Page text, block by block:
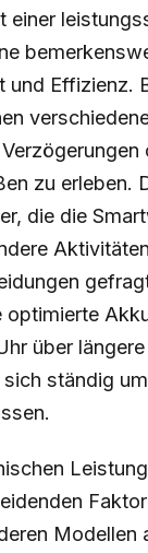
einer
und Effizienz.
zu erleben.
die die
optimierte
über
ständig
Modellen